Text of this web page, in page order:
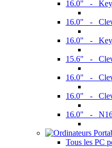
16.0" -
16.0" -
16.0" -
15.6" -
16.0" -
16.0" -
16.0" -
Tous les PC